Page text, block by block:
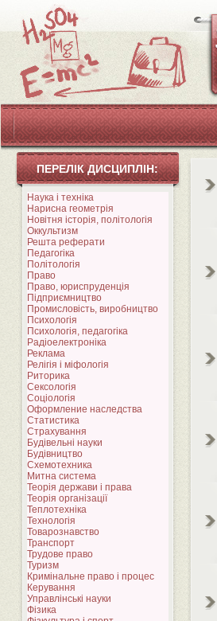
ПЕРЕЛІК ДИСЦИПЛІН:
Наука і техніка
Нарисна геометрія
Новітня історія, політологія
Оккультизм
Решта реферати
Педагогіка
Політологія
Право
Право, юриспруденція
Підприємництво
Промисловість, виробництво
Психологія
Психологія, педагогіка
Радіоелектроніка
Реклама
Релігія і міфологія
Риторика
Сексологія
Соціологія
Оформление наследства
Статистика
Страхування
Будівельні науки
Будівництво
Схемотехника
Митна система
Теорія держави і права
Теорія організації
Теплотехніка
Технологія
Товарознавство
Транспорт
Трудове право
Туризм
Кримінальне право і процес
Керування
Управлінські науки
Фізика